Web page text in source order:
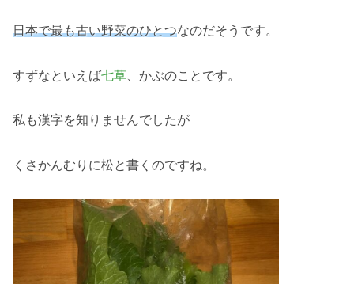
日本で最も古い野菜のひとつなのだそうです。
すずなといえば七草 、かぶのことです。
私も漢字を知りませんでしたが
くさかんむりに松と書くのですね。